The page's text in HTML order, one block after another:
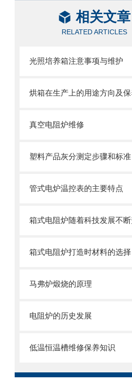
相关文章
RELATED ARTICLES
光照培养箱注意事项与维护
烘箱在生产上的用途方向及
真空电阻炉维修
塑料产品灰分测定步骤和标准
管式电炉温控表的主要特点
箱式电阻炉随着科技发展不
箱式电阻炉打造时材料的选择
马弗炉煅烧的原理
电阻炉的历史发展
低温恒温槽维修保养知识